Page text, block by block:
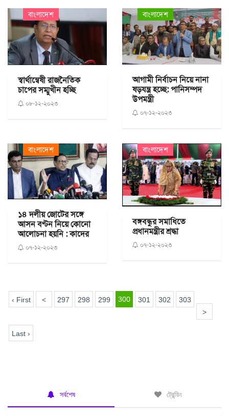
বাংলাদেশ
স্বার্থান্বেষী রাজনৈতিক
চাপের সম্মুখীন হচ্ছি
০৮-১২-২০২৩
বাংলাদেশ
আগামী নির্বাচন নিয়ে নানা
ষড়যন্ত্র হচ্ছে: পানিসম্পদ
উপমন্ত্রী
০৭-১২-২০২৩
বাংলাদেশ
১৪ দলীয় জোটের সঙ্গে
আসন বণ্টন নিয়ে কোনো
আলোচনা হয়নি : কাদের
০৭-১২-২০২৩
বাংলাদেশ
বঙ্গবন্ধুর সমাধিতে
প্রধানমন্ত্রীর শ্রদ্ধা
০৭-১২-২০২৩
‹ First < 297 298 299 300 301 302
303
>
Last ›
সর্বশেষ ট্রেন্ডিং